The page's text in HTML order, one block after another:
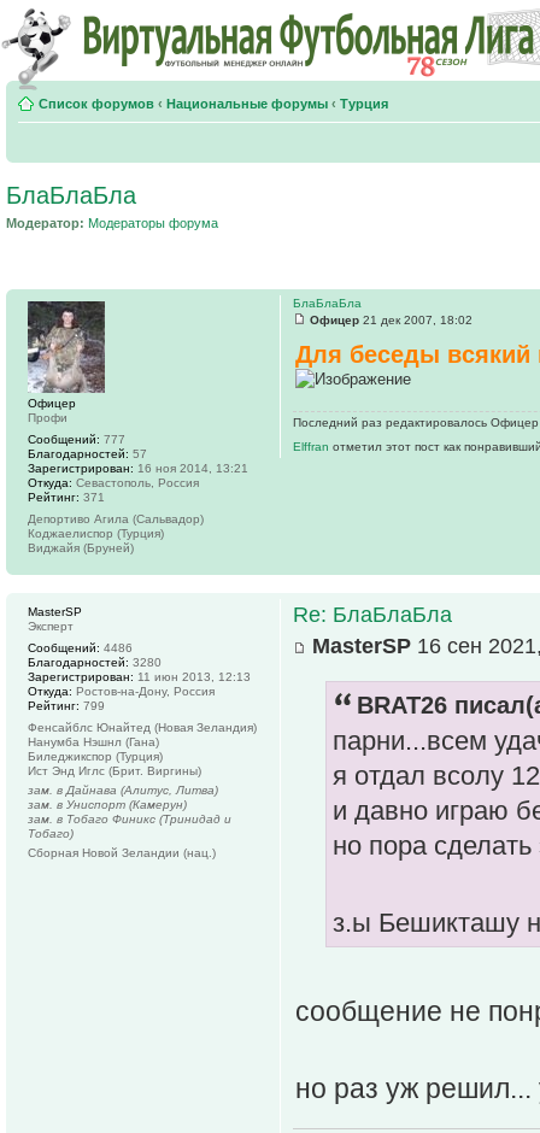
Список форумов ‹ Национальные форумы ‹ Турция
БлаБлаБла
Модератор: Модераторы форума
БлаБлаБла
Офицер 21 дек 2007, 18:02
Для беседы
Последний раз редактировалось
Elffran отметил этот пост как
Офицер
Профи
Сообщений: 777
Благодарностей: 57
Зарегистрирован: 16 ноя 2014, 13:21
Откуда: Севастополь, Россия
Рейтинг: 371
Депортиво Агила (Сальвадор)
Коджаелиспор (Турция)
Виджайя (Бруней)
Re: БлаБлаБла
MasterSP 16 сен
BRAT26
парни...всем
я отдал всолу
и давно играю
но пора сделать
з.ы Бешикташу
сообщение не
но раз уж решил...
MasterSP
Эксперт
Сообщений: 4486
Благодарностей: 3280
Зарегистрирован: 11 июн 2013, 12:13
Откуда: Ростов-на-Дону, Россия
Рейтинг: 799
Фенсайблс Юнайтед (Новая Зеландия)
Нанумба Нэшнл (Гана)
Биледжикспор (Турция)
Ист Энд Иглс (Брит. Виргины)
зам. в Дайнава (Алитус, Литва)
зам. в Униспорт (Камерун)
зам. в Тобаго Финикс (Тринидад и
Тобаго)
Сборная Новой Зеландии (нац.)